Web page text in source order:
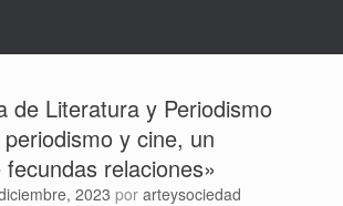
de Literatura y Periodismo
y cine, un
relaciones»
2023 por arteysociedad